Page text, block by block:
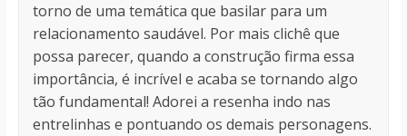
torno de uma temática que basilar para um
relacionamento saudável. Por mais clichê que
possa parecer, quando a construção firma essa
importância, é incrível e acaba se tornando algo
tão fundamental! Adorei a resenha indo nas
entrelinhas e pontuando os demais personagens.